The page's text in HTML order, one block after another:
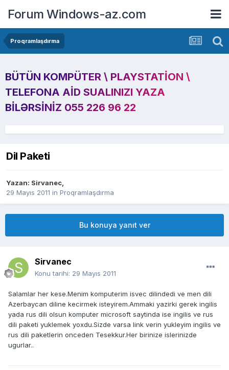
Forum Windows-az.com
Proqramlaşdırma
BÜTÜN KOMPÜTER \ PLAYSTATION \
TELEFONA AID SUALINIZI YAZA
BILƏRSINIZ 055 226 96 22
Dil Paketi
Yazan: Sirvanec,
29 Mayıs 2011 in Proqramlaşdırma
Bu konuya yanıt ver
Sirvanec
Konu tarihi: 29 Mayıs 2011
Salamlar her kese.Menim komputerim isvec dilindedi ve men dili
Azerbaycan diline kecirmek isteyirem.Ammaki yazirki gerek ingilis
yada rus dili olsun komputer microsoft saytinda ise ingilis ve rus
dili paketi yuklemek yoxdu.Sizde varsa link verin yukleyim ingilis ve
rus dili paketlerin onceden Tesekkur.Her birinize islerinizde
ugurlar..